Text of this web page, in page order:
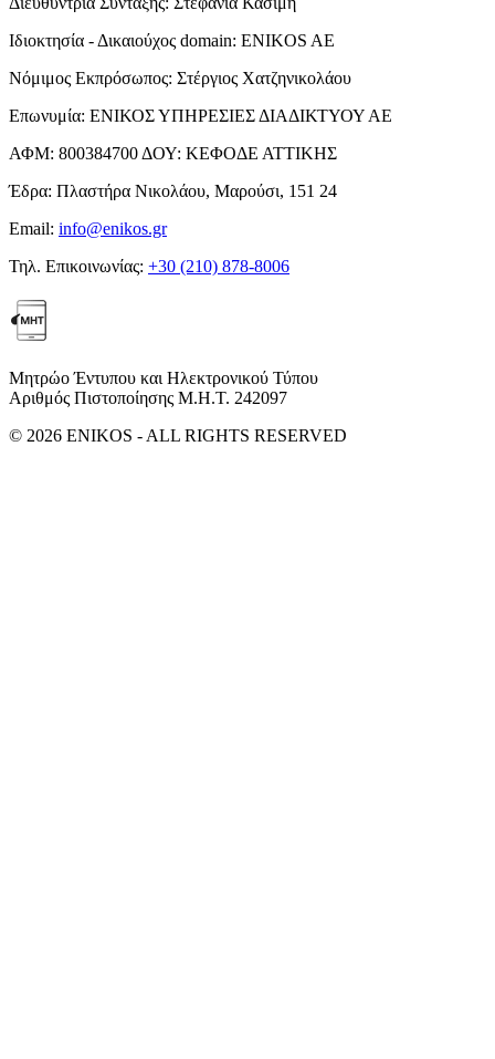
Ιδιοκτησία - Δικαιούχος domain: ENIKOS AE
Νόμιμος Εκπρόσωπος: Στέργιος Χατζηνικολάου
Επωνυμία: ΕΝΙΚΟΣ ΥΠΗΡΕΣΙΕΣ ΔΙΑΔΙΚΤΥΟΥ ΑΕ
ΑΦΜ: 800384700 ΔΟΥ: ΚΕΦΟΔΕ ΑΤΤΙΚΗΣ
Έδρα: Πλαστήρα Νικολάου, Μαρούσι, 151 24
Email: info@enikos.gr
Τηλ. Επικοινωνίας: +30 (210) 878-8006
Μητρώο Έντυπου και Ηλεκτρονικού Τύπου
Αριθμός Πιστοποίησης Μ.Η.Τ. 242097
© 2026 ENIKOS - ALL RIGHTS RESERVED